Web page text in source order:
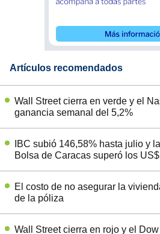
Artículos recomendados
Wall Street cierra en verde y el
ganancia semanal del 5,2%
IBC subió 146,58% hasta julio y
Bolsa de Caracas superó los
El costo de no asegurar la
de la póliza
Wall Street cierra en rojo y el